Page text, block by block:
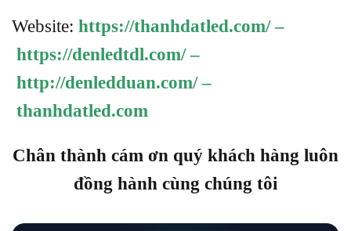
Website: https://thanhdatled.com/–
https://denledtdl.com/–
http://denledduan.com/–
thanhdatled.com
Chân thành cám ơn quý khách hàng luôn
đồng hành cùng chúng tôi